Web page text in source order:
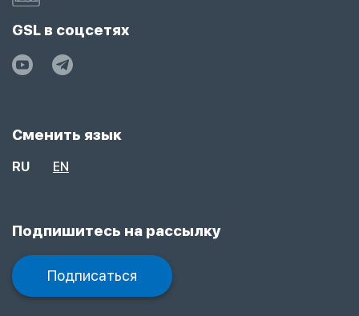
GSL в соцсетях
Сменить язык
RU EN
Подпишитесь на рассылку
Подписаться